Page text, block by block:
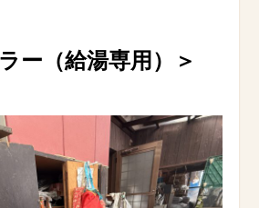
ー（給湯専用）
＞